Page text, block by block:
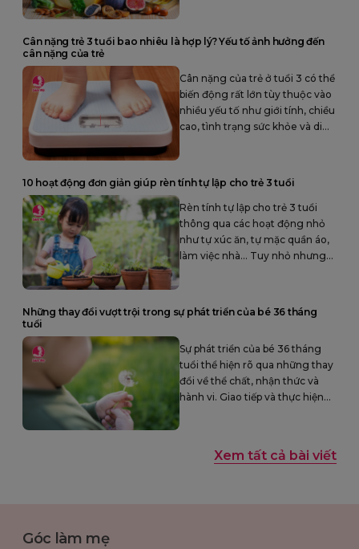
Cân nặng trẻ 3 tuổi bao nhiêu là hợp lý? Yếu tố ảnh hưởng đến
cân nặng của trẻ
Cân nặng của trẻ ở tuổi 3 có thể
biến động rất lớn tùy thuộc vào
nhiều yếu tố như giới tính, chiều
cao, tình trạng sức khỏe và di
10 hoạt động đơn giản giúp rèn tính tự lập cho trẻ 3 tuổi
Rèn tính tự lập cho trẻ 3 tuổi
thông qua các hoạt động nhỏ
như tự xúc ăn, tự mặc quần áo,
làm việc nhà… Tuy nhỏ nhưng
Những thay đổi vượt trội trong sự phát triển của bé 36 tháng
tuổi
Sự phát triển của bé 36 tháng
tuổi thể hiện rõ qua những thay
đổi về thể chất, nhận thức và
hành vi. Giao tiếp và thực hiện
Xem tất cả bài viết
Góc làm mẹ